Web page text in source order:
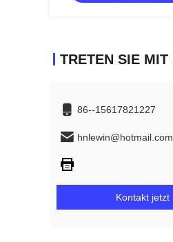
86--15617821227
hnlewin@hotmail.com
Kontakt jetzt